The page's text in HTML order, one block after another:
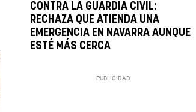
CONTRA LA GUARDIA CIVIL:
RECHAZA QUE ATIENDA UNA
EMERGENCIA EN NAVARRA AUNQUE
ESTÉ MÁS CERCA